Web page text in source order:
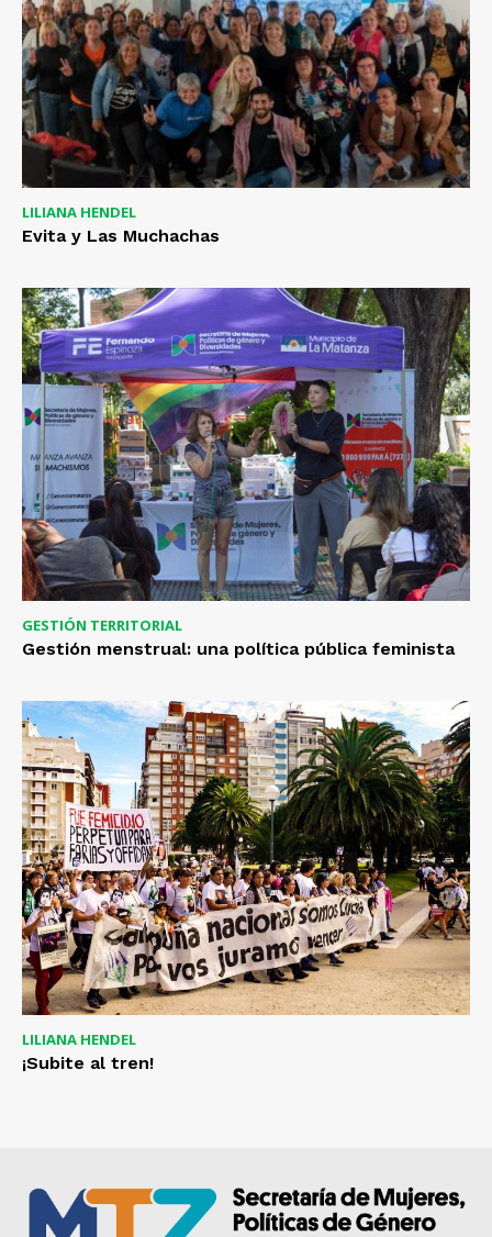
LILIANA HENDEL
Evita y Las Muchachas
GESTIÓN TERRITORIAL
Gestión menstrual: una política pública feminista
LILIANA HENDEL
¡Subite al tren!